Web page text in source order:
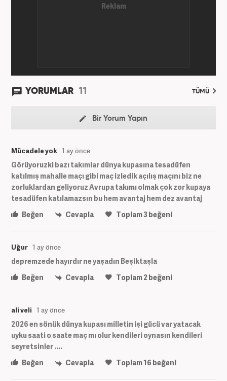
YORUMLAR 11 TÜMÜ
Bir Yorum Yapın
Mücadele yok 1 ay önce
Görüyoruzki bazı takımlar dünya kupasına tesadüfen
katılmış mahalle maçı gibi maç izledik açılış maçını biz ne
zorluklardan geliyoruz Avrupa takımı olmak çok zor kupaya
tesadüfen katılamazsın bu hem avantaj hem dez avantaj
Beğen
Cevapla Toplam3beğeni
Uğur 1 ay önce
depremzede hayırdır ne yaşadın Beşiktaşla
Beğen
Cevapla Toplam2beğeni
ali veli 1 ay önce
2026 en sönük dünya kupası milletin işi gücü var yatacak
uyku saati o saate maç mı olur kendileri oynasın kendileri
seyretsinler ....
Beğen
Cevapla Toplam16 beğeni